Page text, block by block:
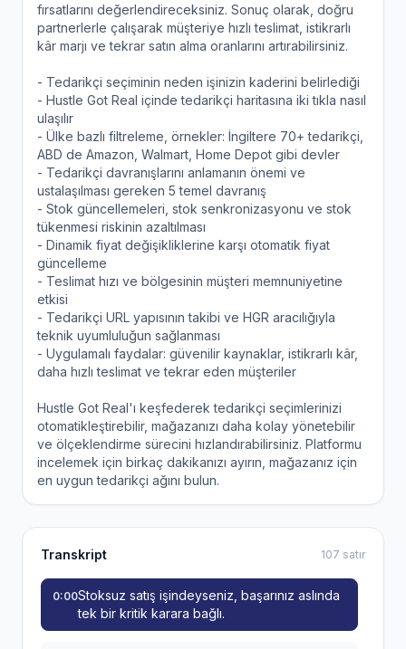
fırsatlarını değerlendireceksiniz. Sonuç olarak, doğru
partnerlerle çalışarak müşteriye hızlı teslimat, istikrarlı
kâr marjı ve tekrar satın alma oranlarını artırabilirsiniz.
- Tedarikçi seçiminin neden işinizin kaderini belirlediği
- Hustle Got Real içinde tedarikçi haritasına iki tıkla nasıl
ulaşılır
- Ülke bazlı filtreleme, örnekler: İngiltere 70+ tedarikçi,
ABD de Amazon, Walmart, Home Depot gibi devler
- Tedarikçi davranışlarını anlamanın önemi ve
ustalaşılması gereken 5 temel davranış
- Stok güncellemeleri, stok senkronizasyonu ve stok
tükenmesi riskinin azaltılması
- Dinamik fiyat değişikliklerine karşı otomatik fiyat
güncelleme
- Teslimat hızı ve bölgesinin müşteri memnuniyetine
etkisi
- Tedarikçi URL yapısının takibi ve HGR aracılığıyla
teknik uyumluluğun sağlanması
- Uygulamalı faydalar: güvenilir kaynaklar, istikrarlı kâr,
daha hızlı teslimat ve tekrar eden müşteriler
Hustle Got Real'ı keşfederek tedarikçi seçimlerinizi
otomatikleştirebilir, mağazanızı daha kolay yönetebilir
ve ölçeklendirme sürecini hızlandırabilirsiniz. Platformu
incelemek için birkaç dakikanızı ayırın, mağazanız için
en uygun tedarikçi ağını bulun.
Transkript 107 satır
0:00Stoksuz satış işindeyseniz, başarınız aslında
tek bir kritik karara bağlı.